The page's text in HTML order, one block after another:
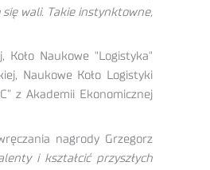
wali. Takie instynktowne,
Koło Naukowe "Logistyka"
Naukowe Koło Logistyki
z Akademii Ekonomicznej
nagrody Grzegorz
i kształcić przyszłych